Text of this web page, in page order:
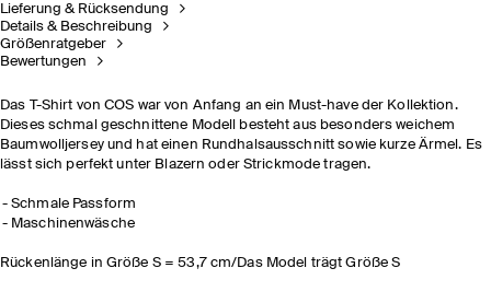
Lieferung & Rücksendung
Details & Beschreibung
Größenratgeber
Bewertungen
Das T-Shirt von COS war von Anfang an ein Must-have der Kollektion.
Dieses schmal geschnittene Modell besteht aus besonders weichem
Baumwolljersey und hat einen Rundhalsausschnitt sowie kurze Ärmel. Es
lässt sich perfekt unter Blazern oder Strickmode tragen.
Schmale Passform
Maschinenwäsche
Rückenlänge in Größe S = 53,7 cm/Das Model trägt Größe S